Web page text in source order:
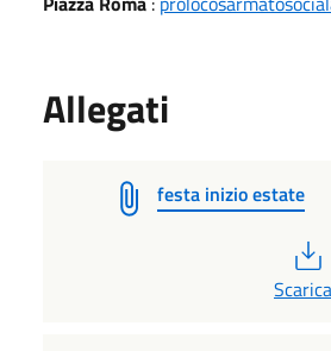
Allegati
festa inizio estate
Scarica